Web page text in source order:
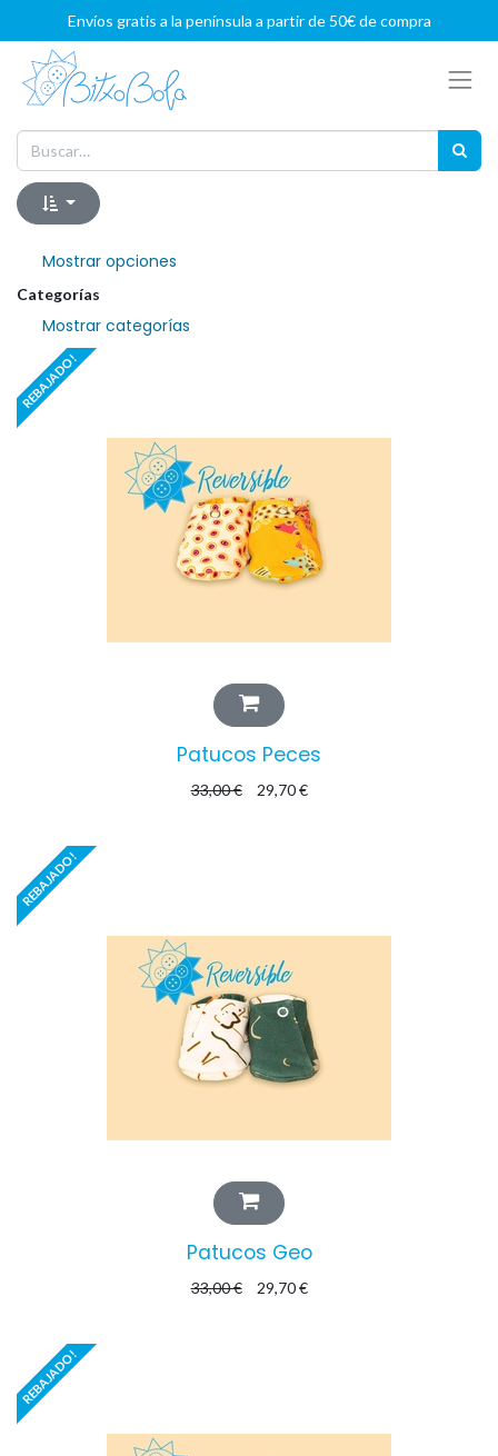
Envíos gratis a la península a partir de 50€ de compra
Mostrar opciones
Categorías
Mostrar categorías
Patucos Peces
33,00€ 29,70€
REBAJADO!
Patucos Geo
33,00€ 29,70€
REBAJADO!
REBAJADO!